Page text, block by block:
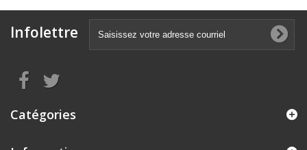
Infolettre
Catégories